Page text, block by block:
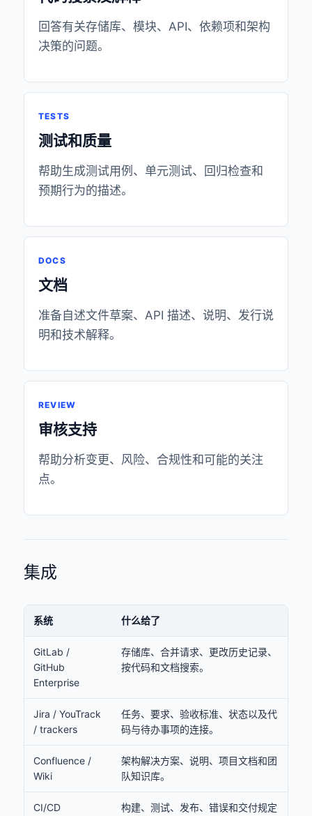
回答有关存储库、模块、API、依赖项和架构
决策的问题。
TESTS
测试和质量
帮助生成测试用例、单元测试、回归检查和
预期行为的描述。
DOCS
文档
准备自述文件草案、API 描述、说明、发行说
明和技术解释。
REVIEW
审核支持
帮助分析变更、风险、合规性和可能的​​关注
点。
集成
系统 什么给了
GitLab /
GitHub
Enterprise
存储库、合并请求、更改历史记录、
按代码和文档搜索。
Jira / YouTrack
/ trackers
任务、要求、验收标准、状态以及代
码与待办事项的连接。
Confluence /
Wiki
架构解决方案、说明、项目文档和团
队知识库。
CI/CD
构建、测试、发布、错误和交付规定